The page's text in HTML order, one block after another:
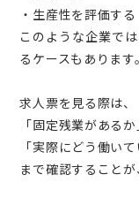
・生産性を評価する
このような企業で
るケースもあります。
求人票を見る際は、
「固定残業がある
「実際にどう働いて
まで確認すること